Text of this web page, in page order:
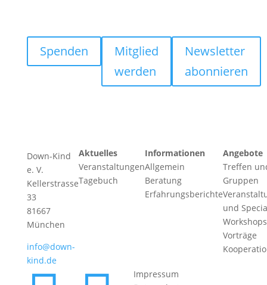
Spenden
Mitglied
werden
Newsletter
abonnieren
Down-Kind
e. V.
Kellerstrasse
33
81667
München
info@down-
kind.de
Aktuelles
Veranstaltungen
Tagebuch
Informationen
Allgemein
Beratung
Erfahrungsberichte
Angebote
Treffen
Gruppen
und
Vorträge
Impressum